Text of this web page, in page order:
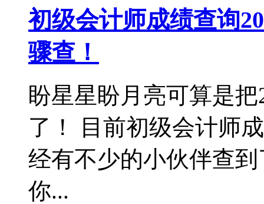
初级会计师成绩查询
骤查！
盼星星盼月亮可算是
了！ 目前初级会计师
经有不少的小伙伴查
你...